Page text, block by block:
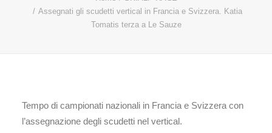
Assegnati gli scudetti vertical in Francia e Svizzera. Katia
Tomatis terza a Le Sauze
Tempo di campionati nazionali in Francia e Svizzera con
l’assegnazione degli scudetti nel vertical.